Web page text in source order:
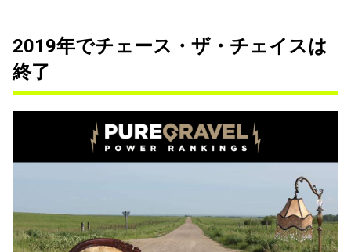
2019年でチェース・ザ・チェイスは
終了